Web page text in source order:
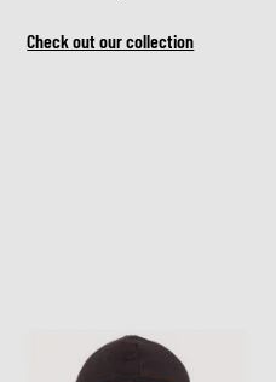
Check out our collection